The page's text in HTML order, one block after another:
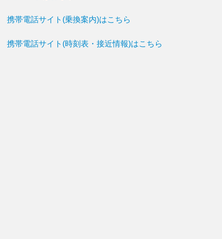
携帯電話サイト(乗換案内)はこちら
携帯電話サイト(時刻表・接近情報)はこちら